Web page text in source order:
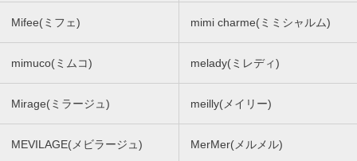
Mifee(ミフェ) mimi charme(ミミシャルム)
mimuco(ミムコ) melady(ミレディ)
Mirage(ミラージュ) meilly(メイリー)
MEVILAGE(メビラージュ) MerMer(メルメル)